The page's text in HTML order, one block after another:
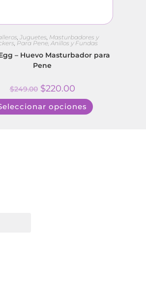
,Juguetes, Masturbadores y
, Para Pene, Anillos y Fundas
– Huevo Masturbador para
Pene
$249.00 $220.00
opciones